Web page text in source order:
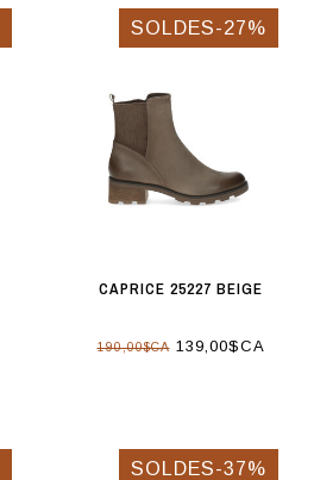
SOLDES-27%
CAPRICE 25227 BEIGE
190,00$CA139,00$CA
SOLDES-37%